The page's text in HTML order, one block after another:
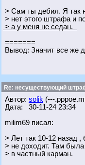
> Сам ты дебил. Я так
> нет этого штрафа и
͟>͟ ͟а͟ ͟у͟ ͟м͟е͟н͟я͟ ͟н͟е͟ ͟с͟е͟д͟а͟н͟.͟
=======
Вывод: Значит все же
Re: несуществующий
Автор: solik (---
Дата: 30-11-24 23:34
milim69 писал:
> Лет так 10-12 назад
> не доходит. Там
> в частный карман.